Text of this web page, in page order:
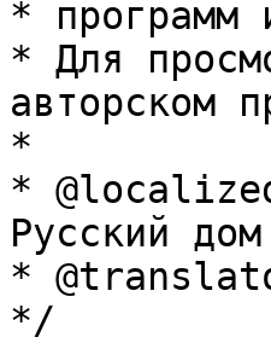
* программ
* Для
авторском
*
*
Русский
*
*/